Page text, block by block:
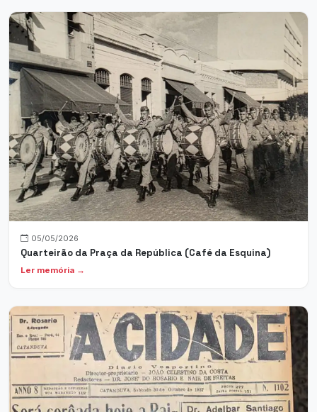
05/05/2026
Quarteirão da Praça da República (Café da Esquina)
Ler memória →